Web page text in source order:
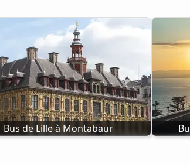
Bus de Lille à Montabaur